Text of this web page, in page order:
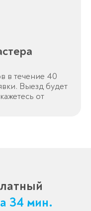
в течение 40
Выезд будет
от
34 мин.